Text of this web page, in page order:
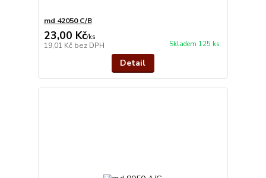
md 42050 C/B
23,00 Kč/ks
19,01 Kč bez DPH Skladem 125 ks
Detail